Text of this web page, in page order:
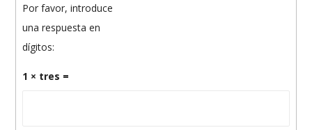
Por favor, introduce
una respuesta en
dígitos:
1 × tres =